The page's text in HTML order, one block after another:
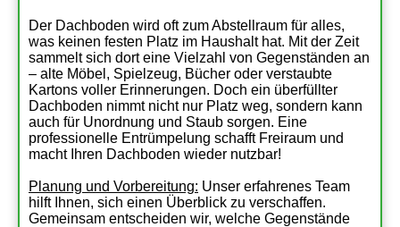
Der Dachboden wird oft zum Abstellraum für alles,
was keinen festen Platz im Haushalt hat. Mit der Zeit
sammelt sich dort eine Vielzahl von Gegenständen an
– alte Möbel, Spielzeug, Bücher oder verstaubte
Kartons voller Erinnerungen. Doch ein überfüllter
Dachboden nimmt nicht nur Platz weg, sondern kann
auch für Unordnung und Staub sorgen. Eine
professionelle Entrümpelung schafft Freiraum und
macht Ihren Dachboden wieder nutzbar!
Planung und Vorbereitung: Unser erfahrenes Team
hilft Ihnen, sich einen Überblick zu verschaffen.
Gemeinsam entscheiden wir, welche Gegenstände